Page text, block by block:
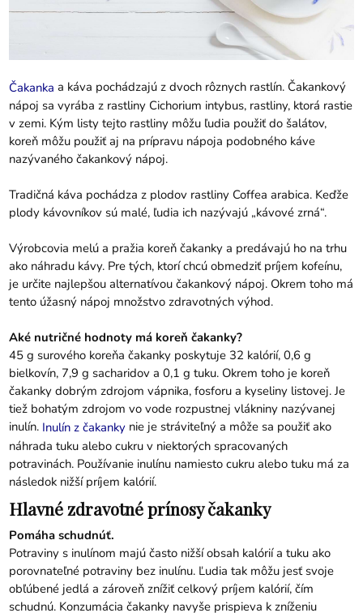
Čakanka a káva pochádzajú z dvoch rôznych rastlín. Čakankový
nápoj sa vyrába z rastliny Cichorium intybus, rastliny, ktorá rastie
v zemi. Kým listy tejto rastliny môžu ľudia použiť do šalátov,
koreň môžu použiť aj na prípravu nápoja podobného káve
nazývaného čakankový nápoj.
Tradičná káva pochádza z plodov rastliny Coffea arabica. Keďže
plody kávovníkov sú malé, ľudia ich nazývajú „kávové zrná“.
Výrobcovia melú a pražia koreň čakanky a predávajú ho na trhu
ako náhradu kávy. Pre tých, ktorí chcú obmedziť príjem kofeínu,
je určite najlepšou alternatívou čakankový nápoj. Okrem toho má
tento úžasný nápoj množstvo zdravotných výhod.
Aké nutričné ​​hodnoty má koreň čakanky?
45 g surového koreňa čakanky poskytuje 32 kalórií, 0,6 g
bielkovín, 7,9 g sacharidov a 0,1 g tuku. Okrem toho je koreň
čakanky dobrým zdrojom vápnika, fosforu a kyseliny listovej. Je
tiež bohatým zdrojom vo vode rozpustnej vlákniny nazývanej
inulín. Inulín z čakanky nie je stráviteľný a môže sa použiť ako
náhrada tuku alebo cukru v niektorých spracovaných
potravinách. Používanie inulínu namiesto cukru alebo tuku má za
následok nižší príjem kalórií.
Hlavné zdravotné prínosy čakanky
Pomáha schudnúť.
Potraviny s inulínom majú často nižší obsah kalórií a tuku ako
porovnateľné potraviny bez inulínu. Ľudia tak môžu jesť svoje
obľúbené jedlá a zároveň znížiť celkový príjem kalórií, čím
schudnú. Konzumácia čakanky navyše prispieva k zníženiu